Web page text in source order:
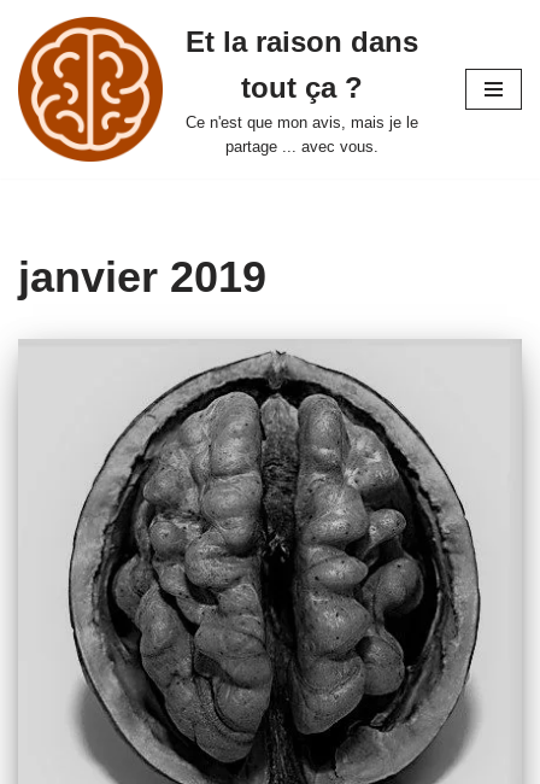
Aller
au
contenu
Et la raison dans
tout ça ?
Ce n'est que mon avis, mais je le
partage ... avec vous.
janvier 2019